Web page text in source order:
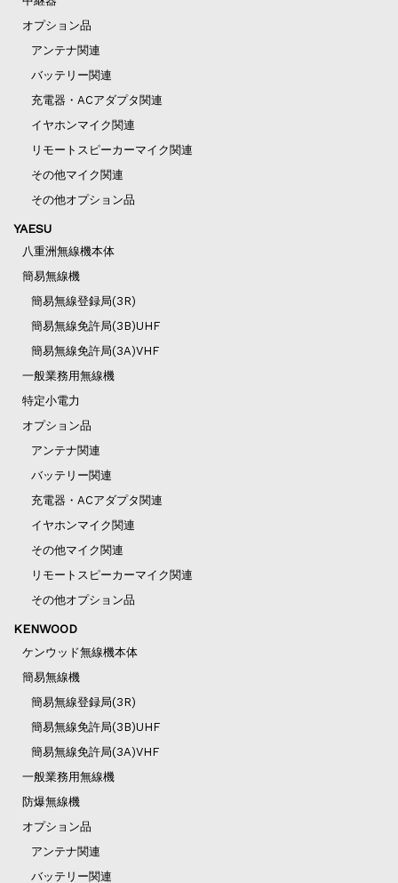
オプション品
アンテナ関連
バッテリー関連
充電器・ACアダプタ関連
イヤホンマイク関連
リモートスピーカーマイク関連
その他マイク関連
その他オプション品
YAESU
八重洲無線機本体
簡易無線機
簡易無線登録局(3R)
簡易無線免許局(3B)UHF
簡易無線免許局(3A)VHF
一般業務用無線機
特定小電力
オプション品
アンテナ関連
バッテリー関連
充電器・ACアダプタ関連
イヤホンマイク関連
その他マイク関連
リモートスピーカーマイク関連
その他オプション品
KENWOOD
ケンウッド無線機本体
簡易無線機
簡易無線登録局(3R)
簡易無線免許局(3B)UHF
簡易無線免許局(3A)VHF
一般業務用無線機
防爆無線機
オプション品
アンテナ関連
バッテリー関連